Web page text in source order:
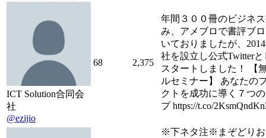
ICT Solution合同会
社
@ezijio
68 2,375
年間３００冊のビジネ
み、アメブロで書評ブ
いておりましたが、
社を設立し公式Twitter
スタートしました！ 【
ルセミナー】 あなたの
クトを成功に導く７つ
プ https://t.co/
※下ネタ注※まぞどりお